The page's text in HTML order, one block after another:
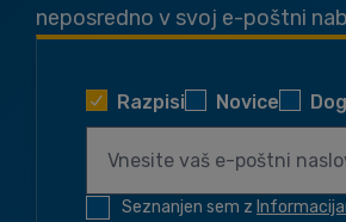
neposredno v svoj e-poštni
Razpisi Novice
Seznanjen sem z